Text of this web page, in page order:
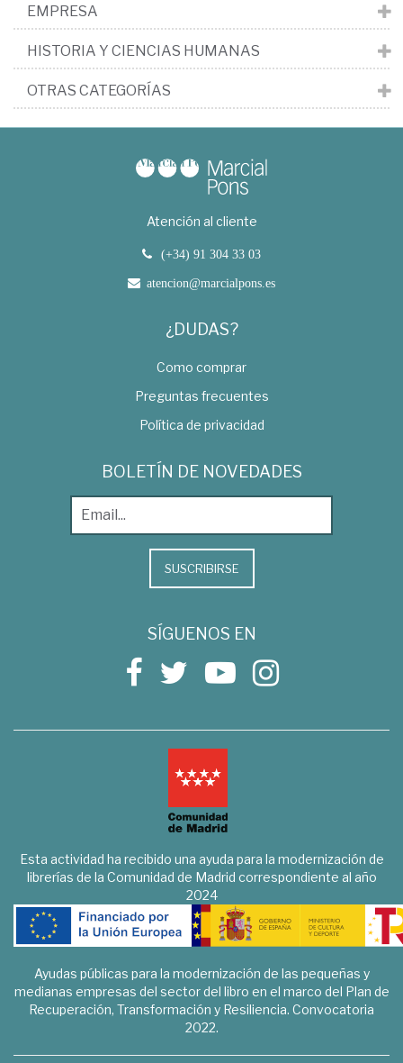
EMPRESA
HISTORIA Y CIENCIAS HUMANAS
OTRAS CATEGORÍAS
Atención al cliente
(+34) 91 304 33 03
atencion@marcialpons.es
¿DUDAS?
Como comprar
Preguntas frecuentes
Política de privacidad
BOLETÍN DE NOVEDADES
SUSCRIBIRSE
SÍGUENOS EN
Esta actividad ha recibido una ayuda para la modernización de
librerías de la Comunidad de Madrid correspondiente al año
2024
Ayudas públicas para la modernización de las pequeñas y
medianas empresas del sector del libro en el marco del Plan de
Recuperación, Transformación y Resiliencia. Convocatoria
2022.